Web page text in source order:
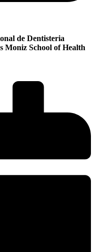
de Dentisteria
Moniz School of Health